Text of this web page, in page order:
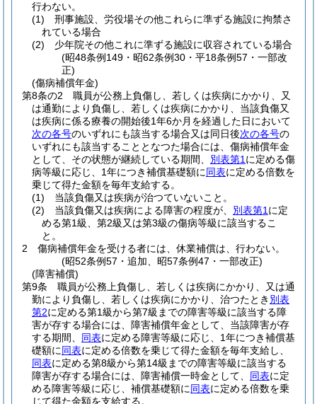
行わない。
(1)
刑事施設、労役場その他これらに準ずる施設に拘禁さ
れている場合
(2)
少年院その他これに準ずる施設に収容されている場合
(昭48条例149・昭62条例30・平18条例57・一部改
正)
(傷病補償年金)
第8条の2
職員が公務上負傷し、若しくは疾病にかかり、又
は通勤により負傷し、若しくは疾病にかかり、当該負傷又
は疾病に係る療養の開始後1年6か月を経過した日において
次の各号のいずれにも該当する場合又は同日後次の各号の
いずれにも該当することとなつた場合には、傷病補償年金
として、その状態が継続している期間、 別表第1 に定める傷
病等級に応じ、1年につき補償基礎額に同表に定める倍数を
乗じて得た金額を毎年支給する。
(1)
当該負傷又は疾病が治つていないこと。
(2)
当該負傷又は疾病による障害の程度が、 別表第1 に定
める第1級、第2級又は第3級の傷病等級に該当するこ
と。
2
傷病補償年金を受ける者には、休業補償は、行わない。
(昭52条例57・追加、昭57条例47・一部改正)
(障害補償)
第9条
職員が公務上負傷し、若しくは疾病にかかり、又は通
勤により負傷し、若しくは疾病にかかり、治つたとき 別表
第2に定める第1級から第7級までの障害等級に該当する障
害が存する場合には、障害補償年金として、当該障害が存
する期間、 同表に定める障害等級に応じ、1年につき補償基
礎額に同表に定める倍数を乗じて得た金額を毎年支給し、
同表に定める第8級から第14級までの障害等級に該当する
障害が存する場合には、障害補償一時金として、 同表に定
める障害等級に応じ、補償基礎額に同表に定める倍数を乗
じて得た金額を支給する。